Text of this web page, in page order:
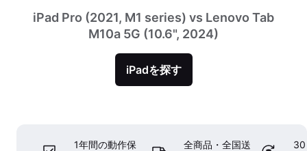
iPad Pro (2021, M1 series) vs Lenovo Tab
M10a 5G (10.6", 2024)
iPadを探す
1年間の動作保
全商品・全国送
30